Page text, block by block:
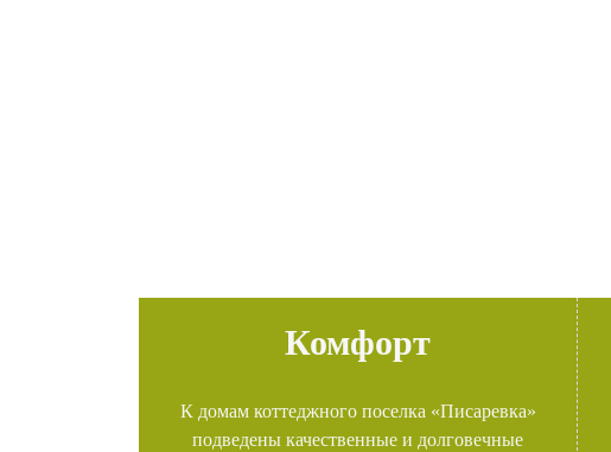
Комфорт
К домам коттеджного поселка «Писаревка»
подведены качественные и долговечные